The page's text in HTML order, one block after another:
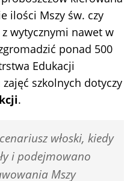
ilości Mszy św. czy
wytycznymi nawet w
ponad 500
Edukacji
szkolnych dotyczy
.
włoski, kiedy
i podejmowano
Mszy